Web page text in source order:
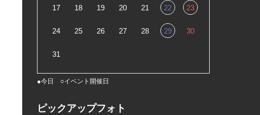
17 18 19 20 21 22 23
24 25 26 27 28 29 30
31
●今日 ○イベント開催日
ピックアップフォト